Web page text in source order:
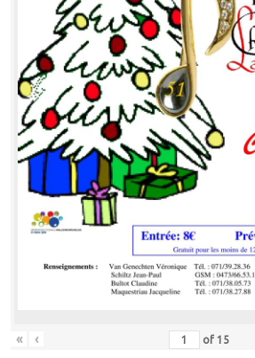
« ‹ of 15